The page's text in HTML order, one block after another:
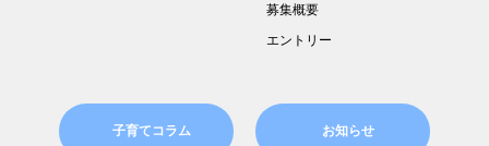
募集概要
エントリー
子育てコラム お知らせ